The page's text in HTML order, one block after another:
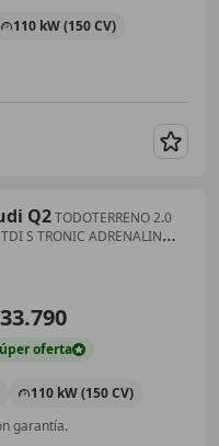
110 kW (150 CV)
Q2TODOTERRENO 2.0
S TRONIC ADRENALIN
oferta
110 kW (150 CV)
garantía.